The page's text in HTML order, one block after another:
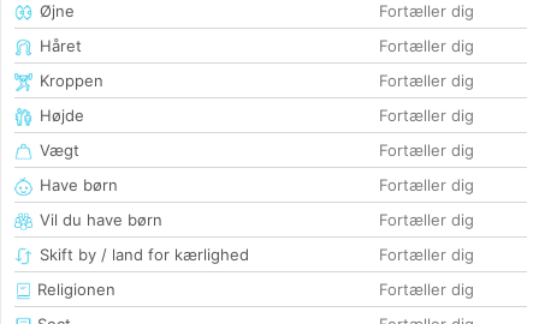
Øjne
Fortæller dig
Håret
Fortæller dig
Kroppen
Fortæller dig
Højde
Fortæller dig
Vægt
Fortæller dig
Have børn
Fortæller dig
Vil du have børn
Fortæller dig
Skift by / land for kærlighed
Fortæller dig
Religionen
Fortæller dig